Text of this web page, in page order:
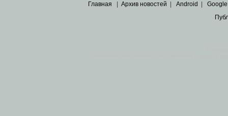
Главная Архив новостей Android Google